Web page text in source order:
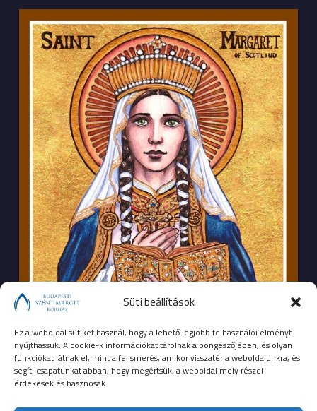
Süti beállítások
Ez a weboldal sütiket használ, hogy a lehető legjobb felhasználói élményt
nyújthassuk. A cookie-k információkat tárolnak a böngészőjében, és olyan
funkciókat látnak el, mint a felismerés, amikor visszatér a weboldalunkra, és
segíti csapatunkat abban, hogy megértsük, a weboldal mely részei
érdekesek és hasznosak.
SEGÉLYHÍVÓSZÁMOK